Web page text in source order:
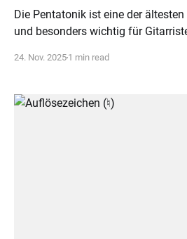
Die Pentatonik ist eine der
und besonders wichtig für
freies Spielen erleichtert.
24. Nov. 2025 1 min read